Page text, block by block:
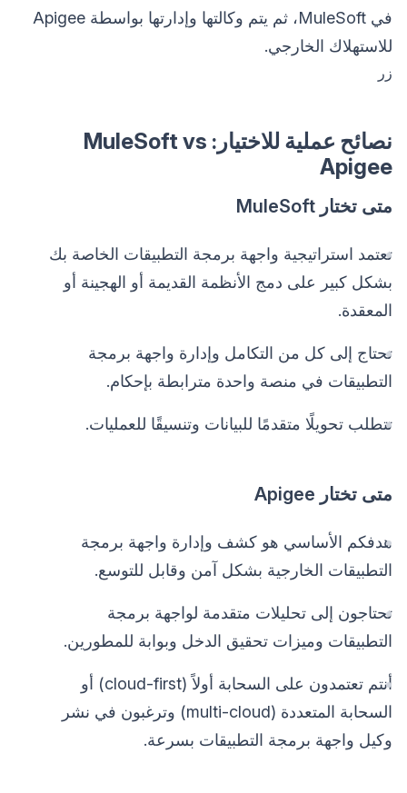
في MuleSoft، ثم يتم وكالتها وإدارتها بواسطة Apigee
للاستهلاك الخارجي.
زر
نصائح عملية للاختيار: MuleSoft vs
Apigee
متى تختار MuleSoft
تعتمد استراتيجية واجهة برمجة التطبيقات الخاصة بك
بشكل كبير على دمج الأنظمة القديمة أو الهجينة أو
المعقدة.
تحتاج إلى كل من التكامل وإدارة واجهة برمجة
التطبيقات في منصة واحدة مترابطة بإحكام.
تتطلب تحويلًا متقدمًا للبيانات وتنسيقًا للعمليات.
متى تختار Apigee
هدفكم الأساسي هو كشف وإدارة واجهة برمجة
التطبيقات الخارجية بشكل آمن وقابل للتوسع.
تحتاجون إلى تحليلات متقدمة لواجهة برمجة
التطبيقات وميزات تحقيق الدخل وبوابة للمطورين.
أنتم تعتمدون على السحابة أولاً (cloud-first) أو
السحابة المتعددة (multi-cloud) وترغبون في نشر
وكيل واجهة برمجة التطبيقات بسرعة.